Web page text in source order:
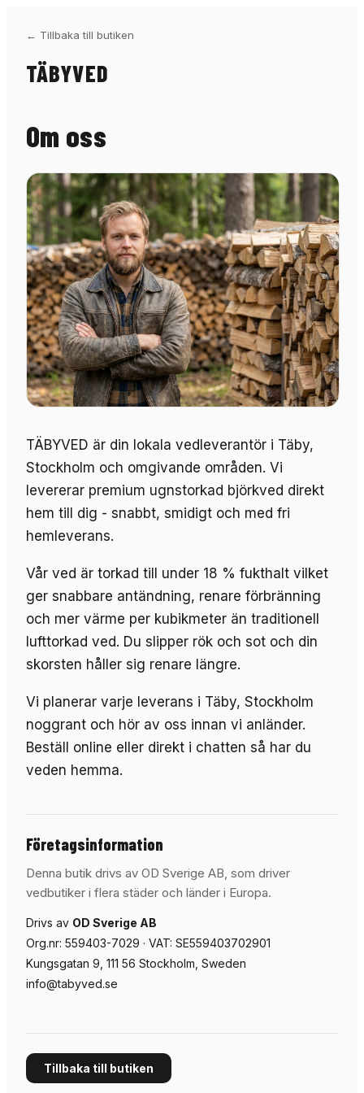
← Tillbaka till butiken
TÄBYVED
Om oss
TÄBYVED är din lokala vedleverantör i Täby,
Stockholm och omgivande områden. Vi
levererar premium ugnstorkad björkved direkt
hem till dig - snabbt, smidigt och med fri
hemleverans.
Vår ved är torkad till under 18 % fukthalt vilket
ger snabbare antändning, renare förbränning
och mer värme per kubikmeter än traditionell
lufttorkad ved. Du slipper rök och sot och din
skorsten håller sig renare längre.
Vi planerar varje leverans i Täby, Stockholm
noggrant och hör av oss innan vi anländer.
Beställ online eller direkt i chatten så har du
veden hemma.
Företagsinformation
Denna butik drivs av OD Sverige AB, som driver
vedbutiker i flera städer och länder i Europa.
Drivs av OD Sverige AB
Org.nr: 559403-7029 · VAT: SE559403702901
Kungsgatan 9, 111 56 Stockholm, Sweden
info@tabyved.se
Tillbaka till butiken